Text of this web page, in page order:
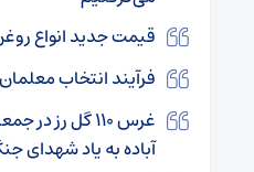
قیمت‌ جدید انواع
فرآیند انتخاب
غرس ۱۱۰ گل رز
آباده به یاد شهدای